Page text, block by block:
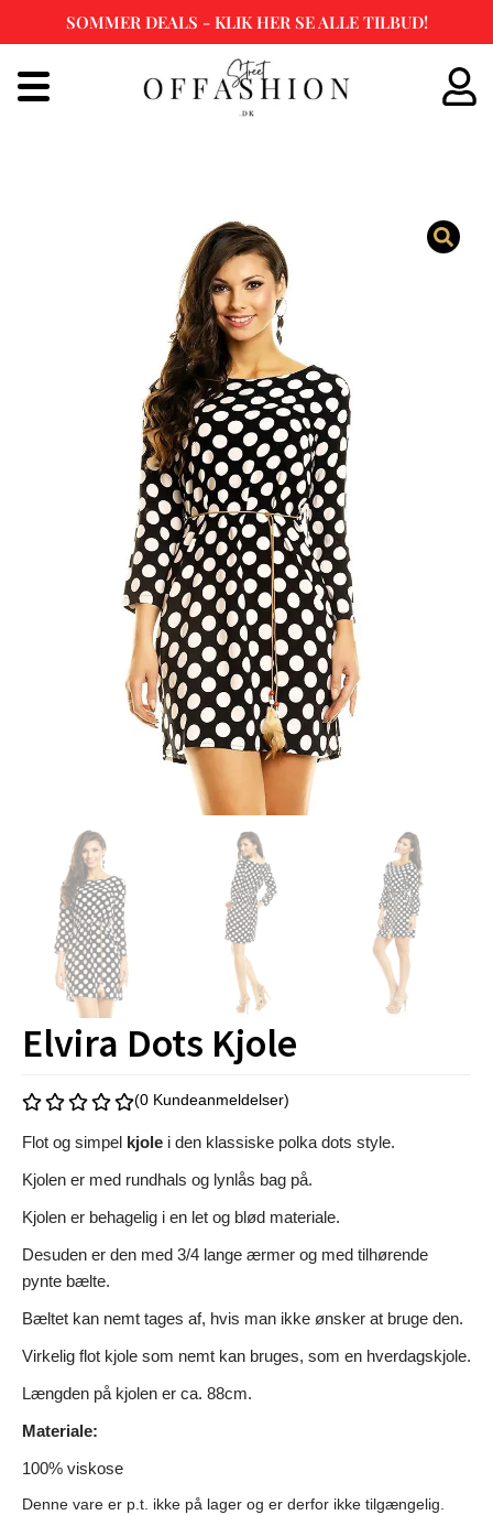
til
SOMMER DEALS - KLIK HER SE ALLE TILBUD!
Elvira Dots Kjole
(0 Kundeanmeldelser)
Flot og simpel kjole i den klassiske polka dots style.
Kjolen er med rundhals og lynlås bag på.
Kjolen er behagelig i en let og blød materiale.
Desuden er den med 3/4 lange ærmer og med tilhørende
pynte bælte.
Bæltet kan nemt tages af, hvis man ikke ønsker at bruge den.
Virkelig flot kjole som nemt kan bruges, som en hverdagskjole.
Længden på kjolen er ca. 88cm.
Materiale:
100% viskose
Denne vare er p.t. ikke på lager og er derfor ikke tilgængelig.